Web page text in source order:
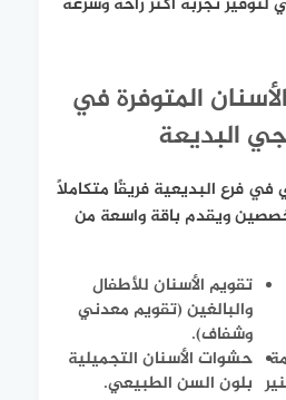
المتوفرة في
البديعة
فرع البديعية فريقًا متكاملاً
ويقدم باقة واسعة من
تقويم الأسنان للأطفال
والبالغين (تقويم معدني
وشفاف).
حشوات الأسنان التجميلية
بلون السن الطبيعي.